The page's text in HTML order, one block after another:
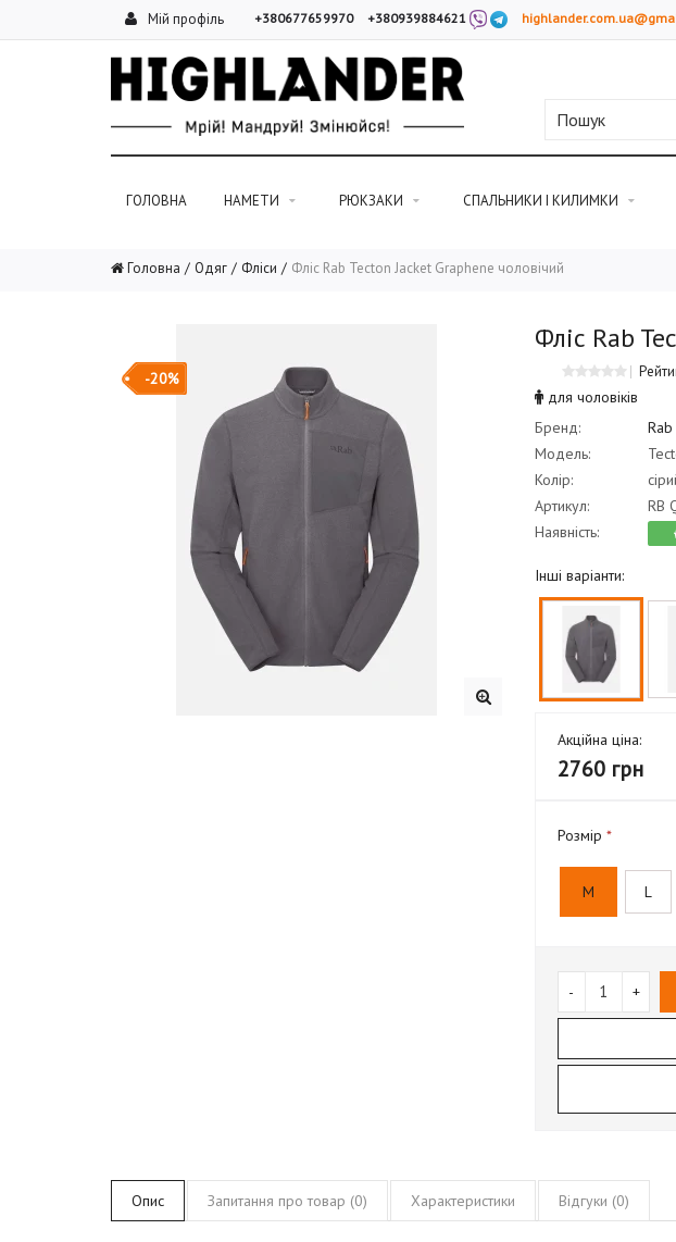
Мій профіль +380677659970 +380939884621
ГОЛОВНА НАМЕТИ РЮКЗАКИ СПАЛЬНИКИ І КИЛИМКИ
Головна Одяг Фліси Фліс Rab Tecton Jacket Graphene чоловічий
-20%
Фліс Rab
для чоловіків
Бренд:
Rab
Модель:
Колір:
Артикул:
RB
Наявність:
Інші варіанти:
Акційна ціна:
2760 грн
Розмір
M L
- +
Опис Запитання про товар (0) Характеристики Відгуки (0)